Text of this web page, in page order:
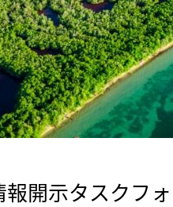
開示タスクフ